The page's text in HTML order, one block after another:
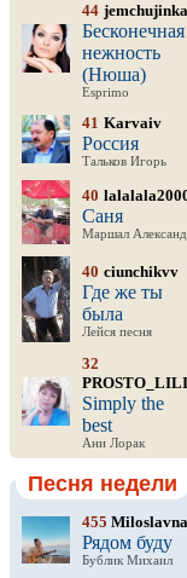
44 jemchujinka
Бесконечная
нежность
(Нюша)
Esprimo
41 Karvaiv
Россия
Тальков Игорь
40
Саня
Маршал
40 ciunchikvv
Где же ты
была
Лейся песня
32
PROSTO_LILI
Simply the
best
Ани Лорак
Песня недели
455 Miloslavna
Рядом буду
Бублик Михаил